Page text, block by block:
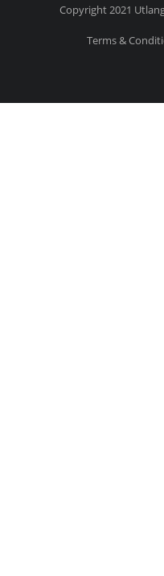
Copyright 2021
Terms &